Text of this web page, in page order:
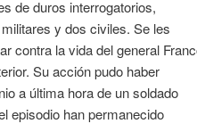
de duros interrogatorios,
y dos civiles. Se les
contra la vida del general
Su acción pudo haber
a última hora de un soldado
episodio han permanecido